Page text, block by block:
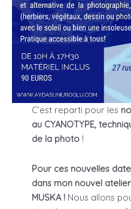
C’est reparti pour les
au CYANOTYPE,
de la photo!
Pour ces nouvelles
dans mon nouvel
MUSKA !Nous allons